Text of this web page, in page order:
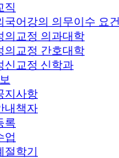
직
국어강의 의무이수 요건
의교정 의과대학
의교정 간호대학
신교정 신학과
지사항
내책자
록
업
절학기